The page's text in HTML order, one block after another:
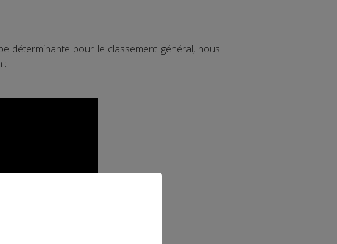
déterminante pour le classement général, nous
: